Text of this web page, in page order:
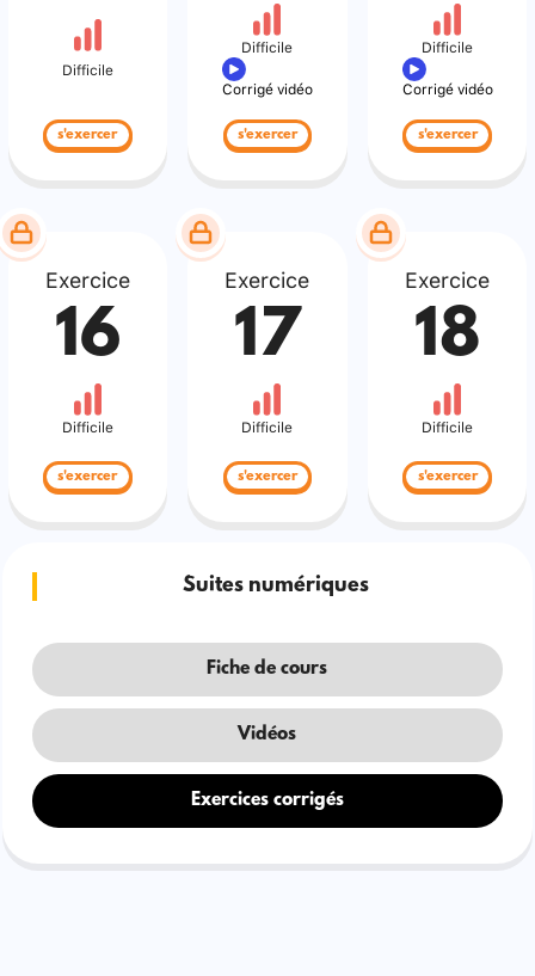
Difficile
s'exercer
Difficile
Corrigé vidéo
s'exercer
Difficile
Corrigé vidéo
s'exercer
Exercice
16
Difficile
s'exercer
Exercice
17
Difficile
s'exercer
Exercice
18
Difficile
s'exercer
Suites numériques
Fiche de cours
Vidéos
Exercices corrigés